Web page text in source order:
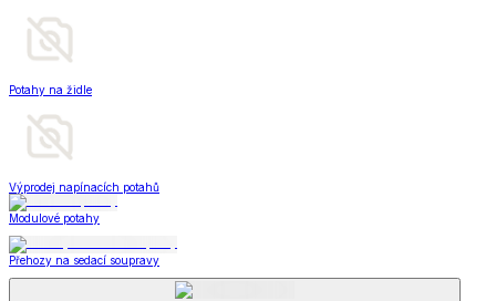
Potahy na židle
Výprodej napínacích potahů
Modulové potahy
Přehozy na sedací soupravy